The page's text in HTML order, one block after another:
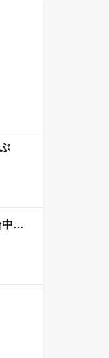
豬對有韓式烤肉吃到飽 台中逢甲店